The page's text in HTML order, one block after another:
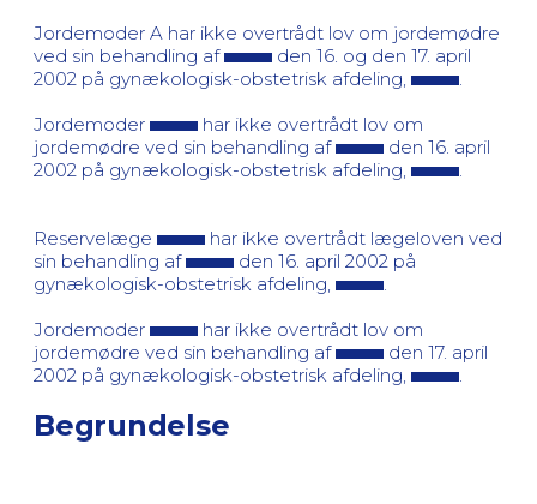
Jordemoder A har ikke overtrådt lov om jordemødre
ved sin behandling af
den 16. og den 17. april
2002 på gynækologisk-obstetrisk afdeling,
Jordemoder
har ikke overtrådt lov om
jordemødre ved sin behandling af
den 16. april
2002 på gynækologisk-obstetrisk afdeling,
Reservelæge
har ikke overtrådt lægeloven ved
sin behandling af
den 16. april 2002 på
gynækologisk-obstetrisk afdeling,
Jordemoder
har ikke overtrådt lov om
jordemødre ved sin behandling af
den 17. april
2002 på gynækologisk-obstetrisk afdeling,
Begrundelse